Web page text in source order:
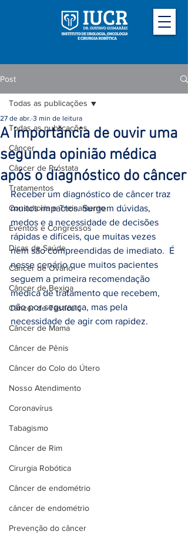
Post
Todas as publicações
Câncer
Câncer de Próstata
Tratamentos
Consultoria e Treinamento
Eventos e Congressos
Dicas de Saúde
Câncer de Ovário
Câncer de Bexiga
Câncer de Testículo
Câncer de Mama
Câncer de Pênis
Câncer do Colo do Útero
Nosso Atendimento
Coronavírus
Tabagismo
Câncer de Rim
Cirurgia Robótica
Câncer de endométrio
câncer de endométrio
Prevenção do câncer
Todas as publicações
A importância de ouvir uma
segunda opinião médica
após o diagnóstico do câncer
27 de abr. 3 min de leitura
Receber um diagnóstico de câncer traz
muitos impactos. Surgem dúvidas,
medos e a necessidade de decisões
rápidas e difíceis, que muitas vezes
nem são compreendidas de imediato.  É
nesse cenário que muitos pacientes
seguem a primeira recomendação
médica de tratamento que recebem,
não por segurança, mas pela
necessidade de agir com rapidez.